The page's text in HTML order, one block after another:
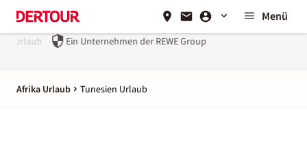
Menü
Ein Unternehmen derREWE Group
Afrika Urlaub Tunesien Urlaub